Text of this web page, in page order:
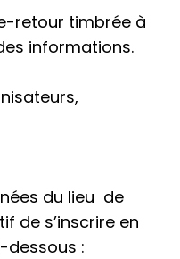
retour timbrée à
informations.
du lieu de
de s’inscrire en
dessous :